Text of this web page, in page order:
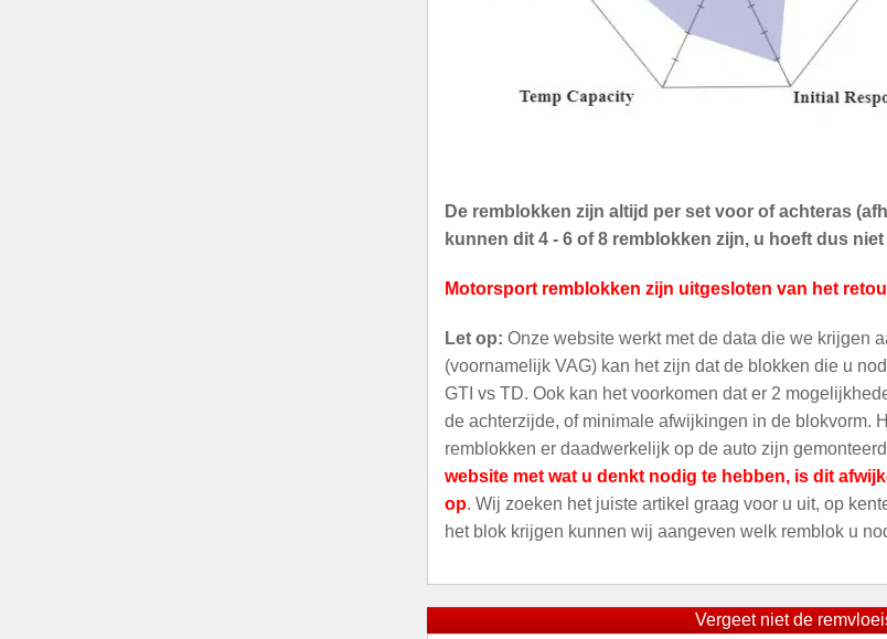
De remblokken zijn altijd per set voor of achteras
kunnen dit 4 - 6 of 8 remblokken zijn, u hoeft dus
Motorsport remblokken zijn uitgesloten van het
Let op: Onze website werkt met de data die we krijgen
(voornamelijk VAG) kan het zijn dat de blokken die u
GTI vs TD. Ook kan het voorkomen dat er 2
de achterzijde, of minimale afwijkingen in de blokvorm.
remblokken er daadwerkelijk op de auto zijn
website met wat u denkt nodig te hebben, is dit
op. Wij zoeken het juiste artikel graag voor u uit, op
het blok krijgen kunnen wij aangeven welk remblok u
Vergeet niet de